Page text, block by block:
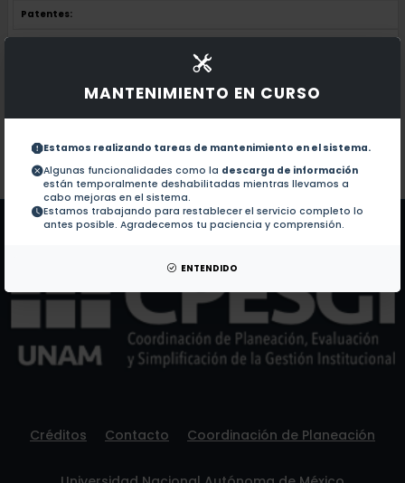
MANTENIMIENTO EN CURSO
Estamos realizando tareas de mantenimiento en el sistema.
Algunas funcionalidades como la descarga de información
están temporalmente deshabilitadas mientras llevamos a
cabo mejoras en el sistema.
Estamos trabajando para restablecer el servicio completo lo
antes posible. Agradecemos tu paciencia y comprensión.
ENTENDIDO
Patentes:
No hay obras de este autor.
Documentos en revistas:
No hay revistas de este autor.
Patentes: No hay patentes de este autor.
Créditos Contacto Coordinación de Planeación